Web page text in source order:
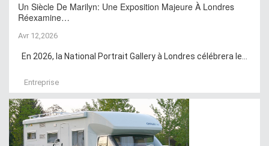
Un Siècle De Marilyn: Une Exposition Majeure À Londres
Réexamine…
Avr 12,2026
En 2026, la National Portrait Gallery à Londres célébrera le...
Entreprise